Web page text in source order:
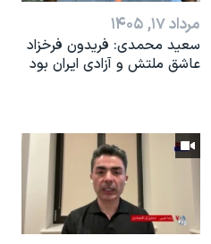
مرداد ۱۷, ۱۴۰۵
سعید محمدی: فریدون فرخزاد
عاشق ملتش و آزادی ایران بود